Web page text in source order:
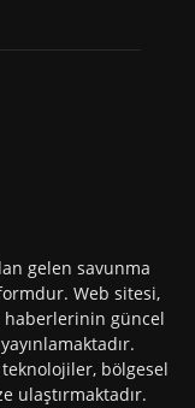
gelen savunma
Web sitesi,
haberlerinin güncel
bölgesel
ulaştırmaktadır.